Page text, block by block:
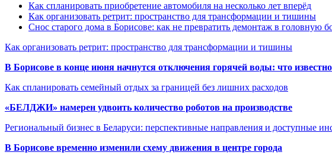
Как спланировать приобретение автомобиля на несколько лет вперёд
Как организовать ретрит: пространство для трансформации и тишины
Снос старого дома в Борисове: как не превратить демонтаж в головную
Как организовать ретрит: пространство для трансформации и тишины
В Борисове в конце июня начнутся отключения горячей воды: что
Как спланировать семейный отдых за границей без лишних расходов
«БЕЛДЖИ» намерен удвоить количество роботов на производстве
Региональный бизнес в Беларуси: перспективные направления и доступные
В Борисове временно изменили схему движения в центре города